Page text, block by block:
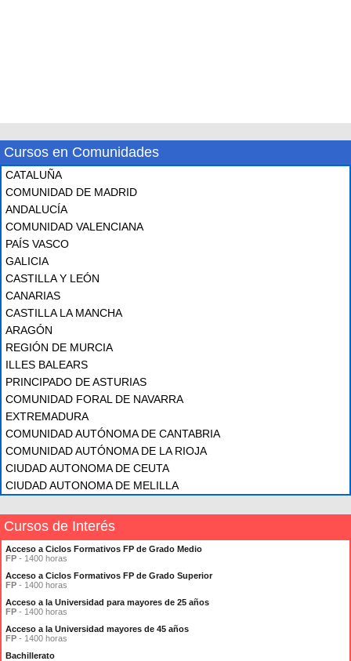
Cursos en Comunidades
CATALUÑA
COMUNIDAD DE MADRID
ANDALUCÍA
COMUNIDAD VALENCIANA
PAÍS VASCO
GALICIA
CASTILLA Y LEÓN
CANARIAS
CASTILLA LA MANCHA
ARAGÓN
REGIÓN DE MURCIA
ILLES BALEARS
PRINCIPADO DE ASTURIAS
COMUNIDAD FORAL DE NAVARRA
EXTREMADURA
COMUNIDAD AUTÓNOMA DE CANTABRIA
COMUNIDAD AUTÓNOMA DE LA RIOJA
CIUDAD AUTONOMA DE CEUTA
CIUDAD AUTONOMA DE MELILLA
Cursos de Interés
Acceso a Ciclos Formativos FP de Grado Medio
FP - 1400 horas
Acceso a Ciclos Formativos FP de Grado Superior
FP - 1400 horas
Acceso a la Universidad para mayores de 25 años
FP - 1400 horas
Acceso a la Universidad mayores de 45 años
FP - 1400 horas
Bachillerato